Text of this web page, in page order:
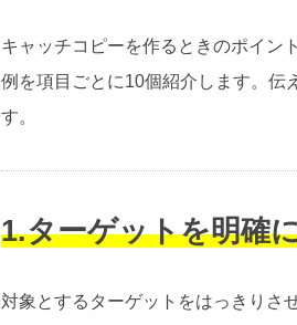
キャッチコピーを作るときのポイン
例を項目ごとに10個紹介します。伝
す。
1.ターゲットを明確
対象とするターゲットをはっきりさ